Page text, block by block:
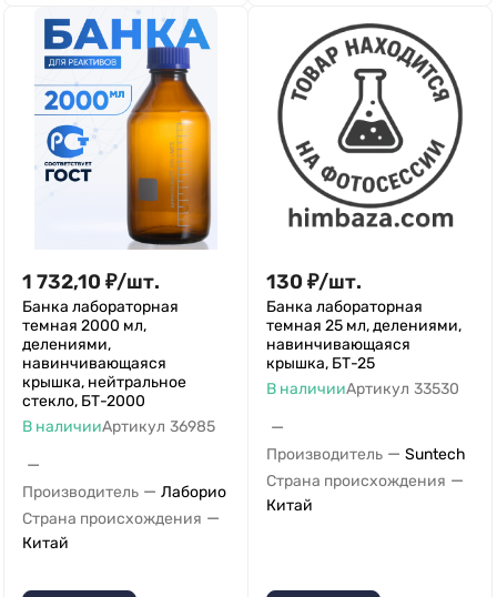
1 732,10 ₽/шт.
Банка лабораторная
темная 2000 мл,
делениями,
навинчивающаяся
крышка, нейтральное
стекло, БТ-2000
В наличииАртикул 36985
—
Производитель — Лаборио
Страна происхождения —
Китай
130 ₽/шт.
Банка лабораторная
темная 25 мл, делениями,
навинчивающаяся
крышка, БТ-25
В наличииАртикул 33530
—
Производитель — Suntech
Страна происхождения —
Китай